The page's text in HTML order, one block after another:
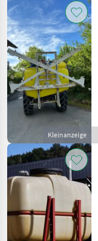
Kleinanzeige